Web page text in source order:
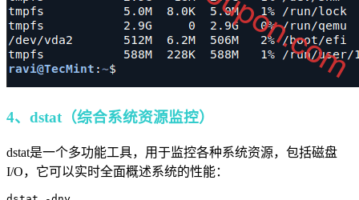
4、dstat（综合系统资源监控）
dstat是一个多功能工具，用于监控各种系统资源，包括磁盘
I/O，它可以实时全面概述系统的性能：